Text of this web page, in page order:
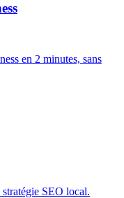
en 2 minutes, sans
SEO local.